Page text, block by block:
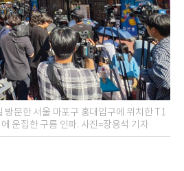
방문한 서울 마포구 홍대입구에 위치한 T1
운집한 구름 인파. 사진=장용석 기자